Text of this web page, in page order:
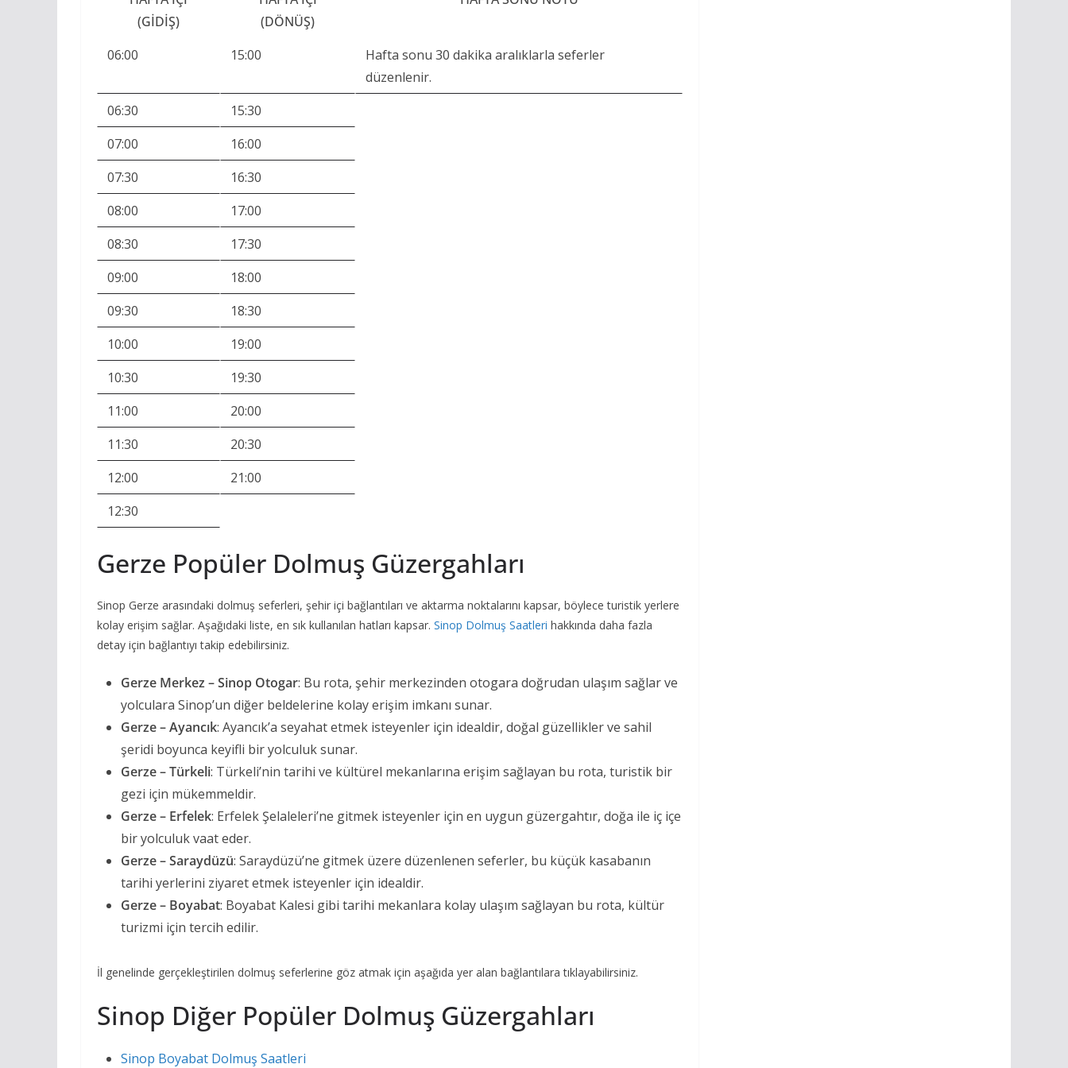
(GIDIŞ)
(DÖNÜŞ)
06:00 15:00
Hafta sonu 30 dakika aralıklarla seferler
düzenlenir.
06:30
15:30
07:00
16:00
07:30
16:30
08:00
17:00
08:30
17:30
09:00
18:00
09:30
18:30
10:00
19:00
10:30
19:30
11:00
20:00
11:30
20:30
12:00
21:00
12:30
Gerze Popüler Dolmuş Güzergahları
Sinop Gerze arasındaki dolmuş seferleri, şehir içi bağlantıları ve aktarma noktalarını kapsar, böylece turistik yerlere
kolay erişim sağlar. Aşağıdaki liste, en sık kullanılan hatları kapsar. Sinop Dolmuş Saatleri hakkında daha fazla
detay için bağlantıyı takip edebilirsiniz.
Gerze Merkez – Sinop Otogar: Bu rota, şehir merkezinden otogara doğrudan ulaşım sağlar ve
yolculara Sinop’un diğer beldelerine kolay erişim imkanı sunar.
Gerze – Ayancık: Ayancık’a seyahat etmek isteyenler için idealdir, doğal güzellikler ve sahil
şeridi boyunca keyifli bir yolculuk sunar.
Gerze – Türkeli: Türkeli’nin tarihi ve kültürel mekanlarına erişim sağlayan bu rota, turistik bir
gezi için mükemmeldir.
Gerze – Erfelek: Erfelek Şelaleleri’ne gitmek isteyenler için en uygun güzergahtır, doğa ile iç içe
bir yolculuk vaat eder.
Gerze – Saraydüzü: Saraydüzü’ne gitmek üzere düzenlenen seferler, bu küçük kasabanın
tarihi yerlerini ziyaret etmek isteyenler için idealdir.
Gerze – Boyabat: Boyabat Kalesi gibi tarihi mekanlara kolay ulaşım sağlayan bu rota, kültür
turizmi için tercih edilir.
İl genelinde gerçekleştirilen dolmuş seferlerine göz atmak için aşağıda yer alan bağlantılara tıklayabilirsiniz.
Sinop Diğer Popüler Dolmuş Güzergahları
Sinop Boyabat Dolmuş Saatleri